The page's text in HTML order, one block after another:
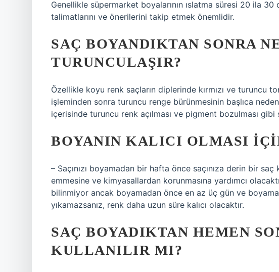
Genellikle süpermarket boyalarının ıslatma süresi 20 ila
talimatlarını ve önerilerini takip etmek önemlidir.
SAÇ BOYANDIKTAN SONRA
TURUNCULAŞIR?
Özellikle koyu renk saçların diplerinde kırmızı ve turuncu
işleminden sonra turuncu renge bürünmesinin başlıca
içerisinde turuncu renk açılması ve pigment bozulması gibi
BOYANIN KALICI OLMASI
– Saçınızı boyamadan bir hafta önce saçınıza derin bir saç
emmesine ve kimyasallardan korunmasına yardımcı
bilinmiyor ancak boyamadan önce en az üç gün ve
yıkamazsanız, renk daha uzun süre kalıcı olacaktır.
SAÇ BOYADIKTAN HEMEN
KULLANILIR MI?